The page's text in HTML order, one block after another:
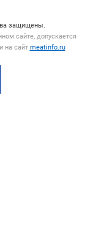
защищены.
сайте, допускается
на сайт meatinfo.ru